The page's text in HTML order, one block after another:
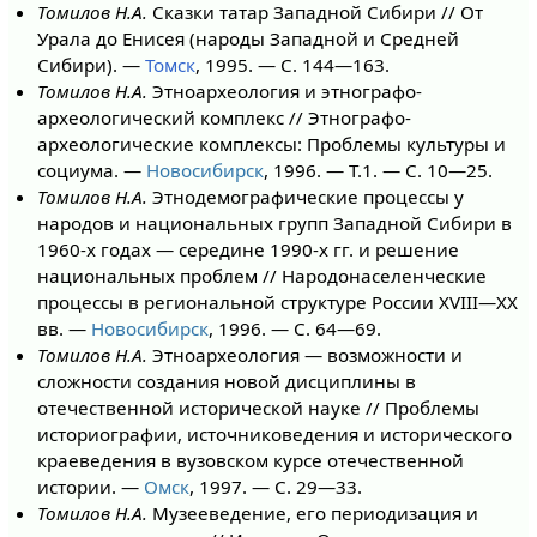
Томилов Н.А. Сказки татар Западной Сибири // От
Урала до Енисея (народы Западной и Средней
Сибири). —Томск, 1995. — С. 144—163.
Томилов Н.А. Этноархеология и этнографо-
археологический комплекс // Этнографо-
археологические комплексы: Проблемы культуры и
социума. — Новосибирск, 1996. — Т.1. — С. 10—25.
Томилов Н.А. Этнодемографические процессы у
народов и национальных групп Западной Сибири в
1960-х годах — середине 1990-х гг. и решение
национальных проблем // Народонаселенческие
процессы в региональной структуре России XVIII—XX
вв. — Новосибирск, 1996. — С. 64—69.
Томилов Н.А. Этноархеология — возможности и
сложности создания новой дисциплины в
отечественной исторической науке // Проблемы
историографии, источниковедения и исторического
краеведения в вузовском курсе отечественной
истории. — Омск, 1997. — С. 29—33.
Томилов Н.А. Музееведение, его периодизация и